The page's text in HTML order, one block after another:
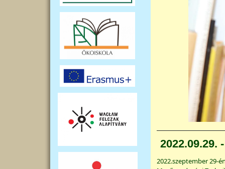
2022.09.29.
2022.szeptember 29-